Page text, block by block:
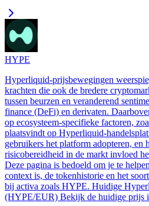
HYPE
Hyperliquid-prijsbewegingen
krachten die ook de bredere
tussen beurzen en veranderend
finance (DeFi) en derivaten.
op ecosysteem-specifieke factoren,
plaatsvindt op Hyperliquid-
gebruikers het platform adopteren, en
risicobereidheid in de markt invloed
Deze pagina is bedoeld om je te
context is, de tokenhistorie en het
bij activa zoals HYPE. Huidige
(HYPE/EUR) Bekijk de huidige prijs